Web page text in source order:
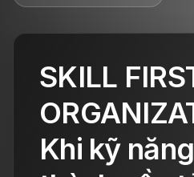
SKILL
Khi kỹ